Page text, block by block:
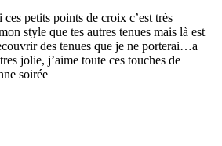
petits points de croix c’est très
style que tes autres tenues mais là est
des tenues que je ne porterai…a
jolie, j’aime toute ces touches de
soirée